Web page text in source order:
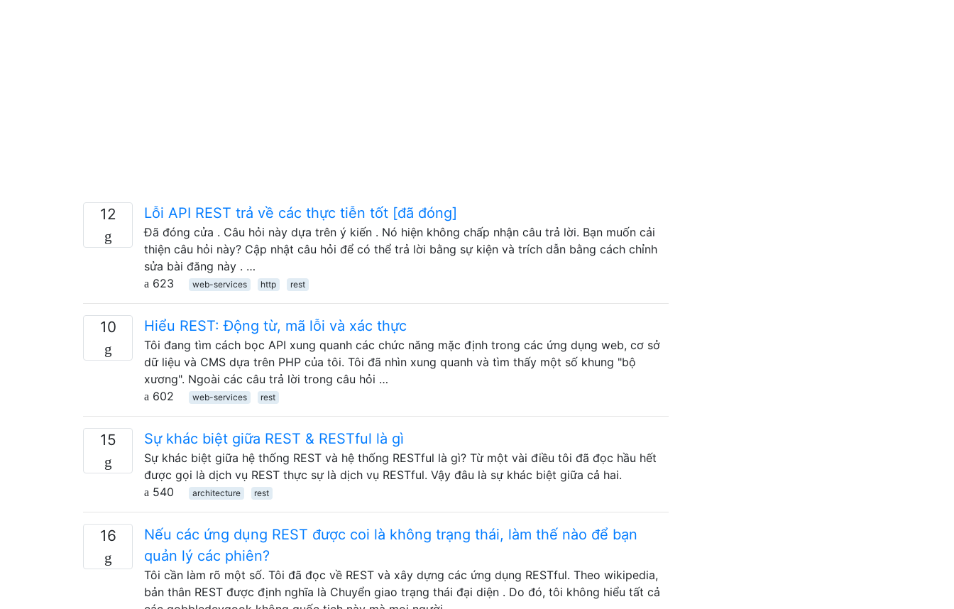
12 Lỗi API REST trả về các thực tiễn tốt [đã đóng]
Đã đóng cửa . Câu hỏi này dựa trên ý kiến . Nó hiện không chấp nhận câu trả lời. Bạn muốn cải
thiện câu hỏi này? Cập nhật câu hỏi để có thể trả lời bằng sự kiện và trích dẫn bằng cách chỉnh
sửa bài đăng này . …
623
web-services http rest
10 Hiểu REST: Động từ, mã lỗi và xác thực
Tôi đang tìm cách bọc API xung quanh các chức năng mặc định trong các ứng dụng web, cơ sở
dữ liệu và CMS dựa trên PHP của tôi. Tôi đã nhìn xung quanh và tìm thấy một số khung "bộ
xương". Ngoài các câu trả lời trong câu hỏi …
602
web-services rest
15 Sự khác biệt giữa REST & RESTful là gì
Sự khác biệt giữa hệ thống REST và hệ thống RESTful là gì? Từ một vài điều tôi đã đọc hầu hết
được gọi là dịch vụ REST thực sự là dịch vụ RESTful. Vậy đâu là sự khác biệt giữa cả hai.
540
architecture rest
16
Nếu các ứng dụng REST được coi là không trạng thái, làm thế nào để bạn
quản lý các phiên?
Tôi cần làm rõ một số. Tôi đã đọc về REST và xây dựng các ứng dụng RESTful. Theo wikipedia,
bản thân REST được định nghĩa là Chuyển giao trạng thái đại diện . Do đó, tôi không hiểu tất cả